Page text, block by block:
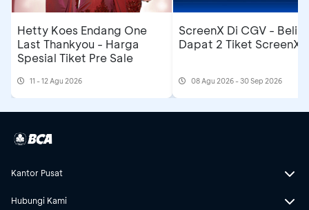
Hetty Koes Endang One
Last Thankyou - Harga
Spesial Tiket Pre Sale
11 - 12 Agu 2026
ScreenX Di CGV - Beli 1
Dapat 2 Tiket ScreenX
08 Agu 2026 - 30 Sep 2026
Kantor Pusat
Hubungi Kami